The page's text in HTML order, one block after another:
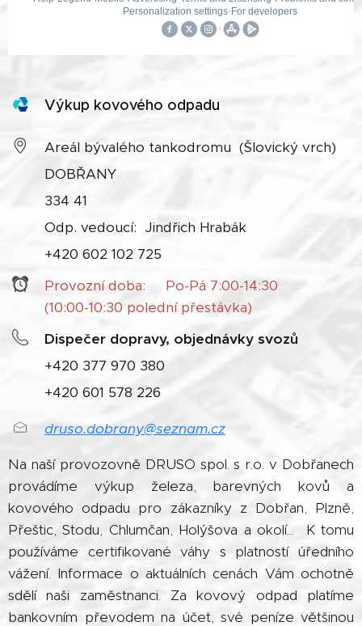
Výkup kovového odpadu
Areál bývalého tankodromu (Šlovický vrch)
DOBŘANY
334 41
Odp. vedoucí: Jindřich Hrabák
+420 602 102 725
Provozní doba: Po-Pá 7:00-14:30
(10:00-10:30 polední přestávka)
Dispečer dopravy, objednávky svozů
+420 377 970 380
+420 601 578 226
druso.dobrany@seznam.cz
Na naší provozovně DRUSO spol. s r.o. v Dobřanech
provádíme výkup železa, barevných kovů a
kovového odpadu pro zákazníky z Dobřan, Plzně,
Přeštic, Stodu, Chlumčan, Holýšova a okolí... K tomu
používáme certifikované váhy s platností úředního
vážení. Informace o aktuálních cenách Vám ochotně
sdělí naši zaměstnanci. Za kovový odpad platíme
bankovním převodem na účet, své peníze většinou